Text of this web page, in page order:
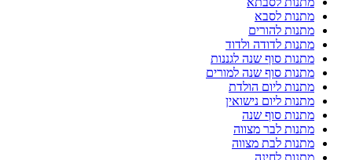
מתנות לסבא
מתנות להורים
מתנות לדודה ולדוד
מתנות סוף שנה לגננות
מתנות סוף שנה למורים
מתנות ליום הולדת
מתנות ליום נישואין
מתנות סוף שנה
מתנות לבר מצווה
מתנות לבת מצווה